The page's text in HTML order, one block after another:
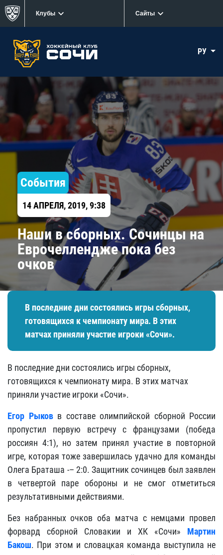
Клубы Сайты
РУ
События
14 АПРЕЛЯ, 2019, 9:38
Наши в сборных. Сочинцы на
Еврочеллендже пока без
очков
В последние дни состоялись игры сборных,
готовящихся к чемпионату мира. В этих
матчах приняли участие игроки «Сочи».
В последние дни состоялись игры сборных,
готовящихся к чемпионату мира. В этих матчах
приняли участие игроки «Сочи».
Егор Рыковв составе олимпийской сборной России
пропустил первую встречу с французами (победа
россиян 4:1), но затем принял участие в повторной
игре, которая тоже завершилась удачно для команды
Олега Браташа -– 2:0. Защитник сочинцев был заявлен
в четвертой паре обороны и не смог отметиться
результативными действиями.
Без набранных очков оба матча с немцами провел
форвард сборной Словакии и ХК «Сочи» Мартин
Бакош. При этом и словацкая команда выступила не